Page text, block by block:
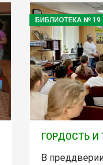
БИБЛИОТЕКА № 19
ГОРДОСТЬ И
В